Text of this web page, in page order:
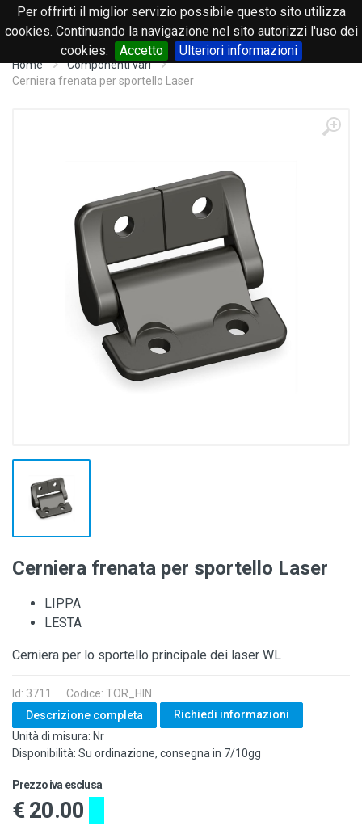
Per offrirti il miglior servizio possibile questo sito utilizza
cookies. Continuando la navigazione nel sito autorizzi l'uso dei
cookies.
Accetto Ulteriori informazioni
0
Home
Componenti vari
Cerniera frenata per sportello Laser
Cerniera frenata per sportello Laser
LIPPA
LESTA
Cerniera per lo sportello principale dei laser WL
Id: 3711
Codice: TOR_HIN
Descrizione completa
Richiedi informazioni
Unità di misura: Nr
Disponibilità: Su ordinazione, consegna in 7/10gg
Prezzo iva esclusa
€ 20.00